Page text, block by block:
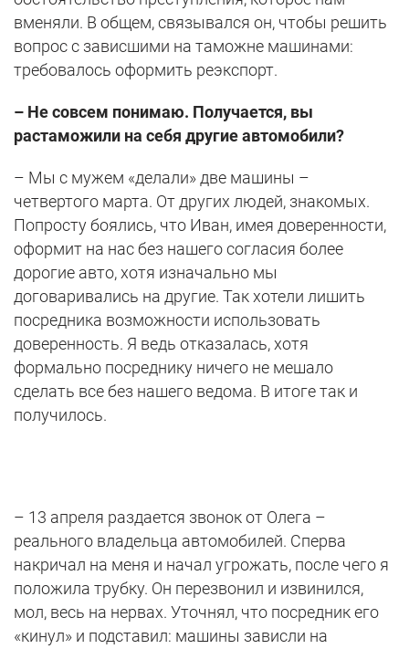
вменяли. В общем, связывался он, чтобы решить
вопрос с зависшими на таможне машинами:
требовалось оформить реэкспорт.
– Не совсем понимаю. Получается, вы
растаможили на себя другие автомобили?
– Мы с мужем «делали» две машины –
четвертого марта. От других людей, знакомых.
Попросту боялись, что Иван, имея доверенности,
оформит на нас без нашего согласия более
дорогие авто, хотя изначально мы
договаривались на другие. Так хотели лишить
посредника возможности использовать
доверенность. Я ведь отказалась, хотя
формально посреднику ничего не мешало
сделать все без нашего ведома. В итоге так и
получилось.
– 13 апреля раздается звонок от Олега –
реального владельца автомобилей. Сперва
накричал на меня и начал угрожать, после чего я
положила трубку. Он перезвонил и извинился,
мол, весь на нервах. Уточнял, что посредник его
«кинул» и подставил: машины зависли на